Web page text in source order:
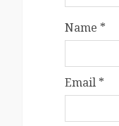
Name *
Email *